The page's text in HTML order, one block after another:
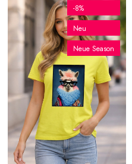
-8%
Neu
Neue Season